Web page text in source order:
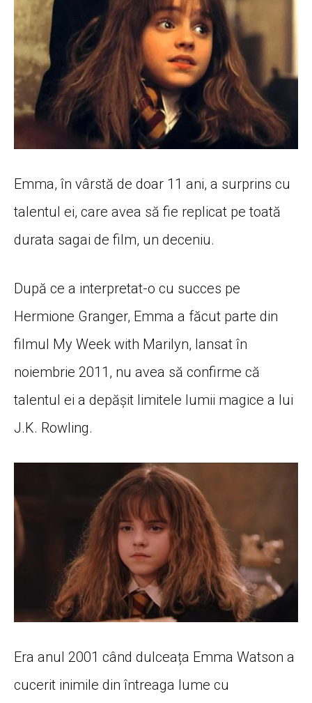
Emma, ​​în vârstă de doar 11 ani, a surprins cu
talentul ei, care avea să fie replicat pe toată
durata sagai de film, un deceniu.
După ce a interpretat-o ​​​​​​cu succes pe
Hermione Granger, Emma a făcut parte din
filmul My Week with Marilyn, lansat în
noiembrie 2011, nu avea să confirme că
talentul ei a depășit limitele lumii magice a lui
J.K. Rowling.
Era anul 2001 când dulceața Emma Watson a
cucerit inimile din întreaga lume cu